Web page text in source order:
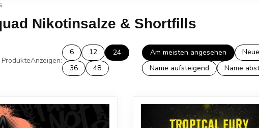
Nikotinsalze & Shortfills
ProdukteAnzeigen:
6 12
24
36
48
Am meisten angesehen
Name aufsteigend
Name